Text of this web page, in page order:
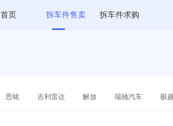
首页 拆车件售卖 拆车件求购
思铭 吉利雷达 解放 瑞驰汽车 极